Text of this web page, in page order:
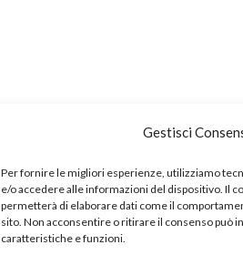
Gestisci
Per fornire le migliori esperienze, utilizziamo
e/o accedere alle informazioni del dispositivo. Il
permetterà di elaborare dati come il
sito. Non acconsentire o ritirare il consenso può
caratteristiche e funzioni.